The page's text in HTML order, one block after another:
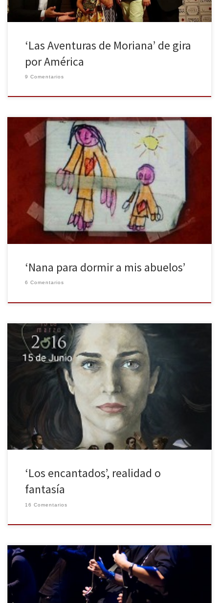
‘Las Aventuras de Moriana’ de gira
por América
9 Comentarios
Cuando pensamos en una nana, nuestros recuerdos nos remontan
a aquella época de infancia en la que, siendo niños, a muchos
nuestros padres nos cantaban esas canciones como arrullos para
dormir. Magdalena Blesa, actriz reconocida por la película Las
Aventuras de Moriana estrenada en octubre del 2015, da un
vuelco total a nuestra […]
‘Nana para dormir a mis abuelos’
6 Comentarios
Dice Manu Carrasco en una de sus canciones No dejes de
soñar. Esta sencilla frase es más que eso, es más que una canción y
algo que muchos deberíamos tomar en serio. Hay quienes ya lo
hacen e increíblemente consiguen hacer esos sueños realidad.
Prueba de ello es Ricardo Dávila Díaz Flores, […]
‘Los encantados’, realidad o
fantasía
16 Comentarios
¿Os imagináis poder disfrutar de un concierto de música rock con
guitarras fuertes y distorsionadas, sonidos de la batería y bajo más